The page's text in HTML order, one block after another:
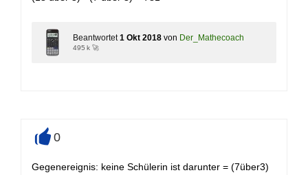
Beantwortet 1 Okt 2018 von Der_Mathecoach
495 k 🚀
0
Gegenereignis: keine Schülerin ist darunter = (7über3)